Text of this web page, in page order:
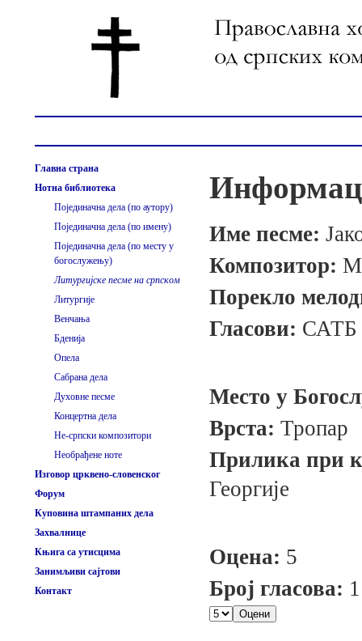
Главна страна
Нотна библиотека
Појединачна дела (по аутору)
Појединачна дела (по имену)
Појединачна дела (по месту у
богослужењу)
Литургијске песме на српском
Литургије
Венчања
Бденија
Опела
Сабрана дела
Духовне песме
Концертна дела
Не-српски композитори
Необрађене ноте
Изговор црквено-словенског
Форум
Куповина штампаних дела
Захвалнице
Књига са утисцима
Занимљиви сајтови
Контакт
Име песме:
Композитор:
Порекло
Гласови: САТБ
Место у
Врста: Тропар
Прилика при
Георгије
Оцена: 5
Број гласова: 1